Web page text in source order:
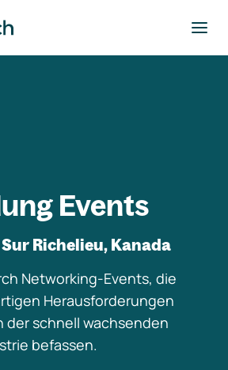
Events
Richelieu, Kanada
Networking-Events, die
Herausforderungen
der schnell wachsenden
befassen.